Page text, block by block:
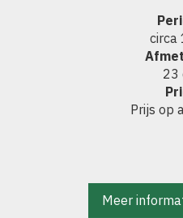
circa
23
Prijs op
Meer